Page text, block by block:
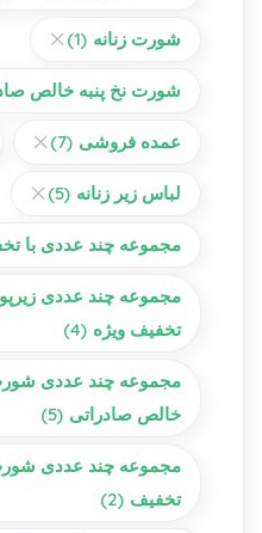
شورت زنانه (1)
شورت نخ پنبه خالص
عمده فروشی (7)
لباس زیر زنانه (5)
مجموعه چند عددی با
مجموعه چند عددی
تخفیف ویژه (4)
مجموعه چند عددی
خالص صادراتی (5)
مجموعه چند عددی
تخفیف (2)